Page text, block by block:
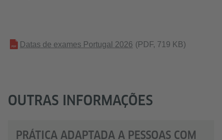
Datas de exames Portugal 2026 (PDF, 719 KB)
OUTRAS INFORMAÇÕES
PRÁTICA ADAPTADA A PESSOAS COM